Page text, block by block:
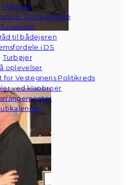
Flagning
Tips & fordele
Tursejlads
til bådejeren
i DS
Turbøjer
oplevelser
for Vestegnens Politikreds
ved klapbroer